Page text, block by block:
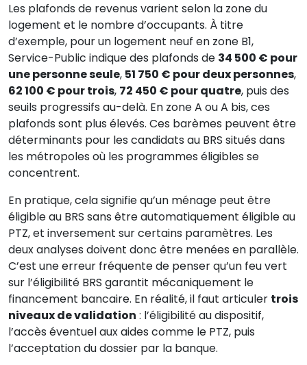
Les plafonds de revenus varient selon la zone du
logement et le nombre d’occupants. À titre
d’exemple, pour un logement neuf en zone B1,
Service-Public indique des plafonds de 34 500 € pour
une personne seule, 51 750 € pour deux personnes,
62 100 € pour trois, 72 450 € pour quatre, puis des
seuils progressifs au-delà. En zone A ou A bis, ces
plafonds sont plus élevés. Ces barèmes peuvent être
déterminants pour les candidats au BRS situés dans
les métropoles où les programmes éligibles se
concentrent.
En pratique, cela signifie qu’un ménage peut être
éligible au BRS sans être automatiquement éligible au
PTZ, et inversement sur certains paramètres. Les
deux analyses doivent donc être menées en parallèle.
C’est une erreur fréquente de penser qu’un feu vert
sur l’éligibilité BRS garantit mécaniquement le
financement bancaire. En réalité, il faut articuler trois
niveaux de validation : l’éligibilité au dispositif,
l’accès éventuel aux aides comme le PTZ, puis
l’acceptation du dossier par la banque.